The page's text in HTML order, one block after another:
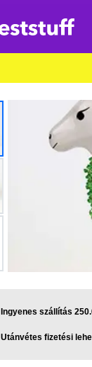
Ingyenes szállítás
Utánvétes fizetési